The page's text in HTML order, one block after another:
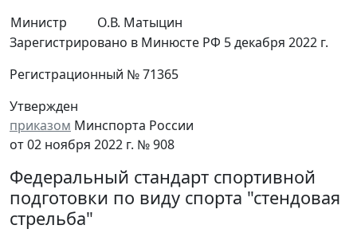
Министр
О.В. Матыцин
Зарегистрировано в Минюсте РФ 5 декабря 2022 г.
Регистрационный № 71365
Утвержден
приказом Минспорта России
от 02 ноября 2022 г. № 908
Федеральный стандарт спортивной
подготовки по виду спорта "стендовая
стрельба"